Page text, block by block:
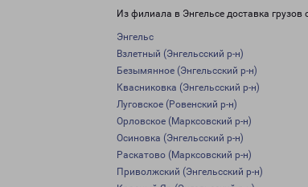
Из филиала в Энгельсе доставка
Энгельс
Взлетный (Энгельсский р-н)
Безымянное (Энгельсский р-н)
Квасниковка (Энгельсский р-н)
Луговское (Ровенский р-н)
Орловское (Марксовский р-н)
Осиновка (Энгельсский р-н)
Раскатово (Марксовский р-н)
Приволжский (Энгельсский р-н)